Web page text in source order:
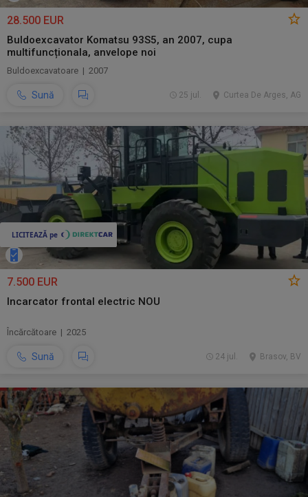
28.500 EUR
Buldoexcavator Komatsu 93S5, an 2007, cupa
multifuncționala, anvelope noi
Buldoexcavatoare | 2007
Sună Curtea De Arges, AG
25 jul.
7.500 EUR
Incarcator frontal electric NOU
Încărcătoare | 2025
Sună Brasov, BV
24 jul.